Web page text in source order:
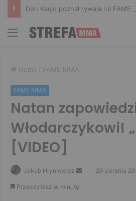
Menu
Home / FAME MMA
FAME MMA
Natan
Włodarczykowi!
[VIDEO]
Jakub Hryniewicz
Send 29 sierpnia
Przeczytasz w minutę